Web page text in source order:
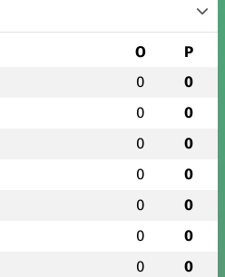
O P
0 0
0 0
0 0
0 0
0 0
0 0
0 0